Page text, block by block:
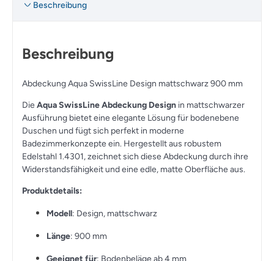
Beschreibung
Beschreibung
Abdeckung Aqua SwissLine Design mattschwarz 900 mm
DieAqua SwissLine Abdeckung Design in mattschwarzer
Ausführung bietet eine elegante Lösung für bodenebene
Duschen und fügt sich perfekt in moderne
Badezimmerkonzepte ein. Hergestellt aus robustem
Edelstahl 1.4301, zeichnet sich diese Abdeckung durch ihre
Widerstandsfähigkeit und eine edle, matte Oberfläche aus.
Produktdetails:
Modell: Design, mattschwarz
Länge: 900 mm
Geeignet für: Bodenbeläge ab 4 mm